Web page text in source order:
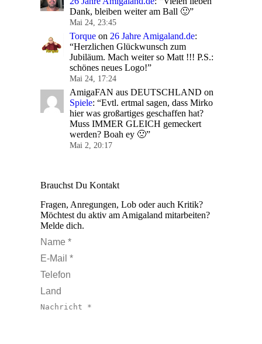
Dank, bleiben weiter am Ball 🙂”
Mai 24, 23:45
Torque on 26 Jahre Amigaland.de:
“Herzlichen Glückwunsch zum
Jubiläum. Mach weiter so Matt !!! P.S.:
schönes neues Logo!”
Mai 24, 17:24
AmigaFAN aus DEUTSCHLAND on
Spiele: “Evtl. ertmal sagen, dass Mirko
hier was großartiges geschaffen hat?
Muss IMMER GLEICH gemeckert
werden? Boah ey 🙁”
Mai 2, 20:17
Brauchst Du Kontakt
Fragen, Anregungen, Lob oder auch Kritik?
Möchtest du aktiv am Amigaland mitarbeiten?
Melde dich.
Name *
E-Mail *
Telefon
Land
Nachricht *